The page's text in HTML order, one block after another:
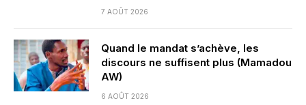
7 AOÛT 2026
Quand le mandat s’achève, les
discours ne suffisent plus (Mamadou
AW)
6 AOÛT 2026